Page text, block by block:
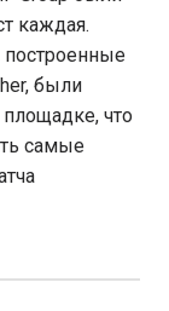
каждая.
были
что
самые